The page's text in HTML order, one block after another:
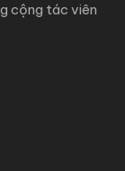
cộng tác viên